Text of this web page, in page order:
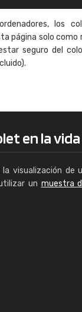
los
página solo
seguro del
en la
visualización
un muestra